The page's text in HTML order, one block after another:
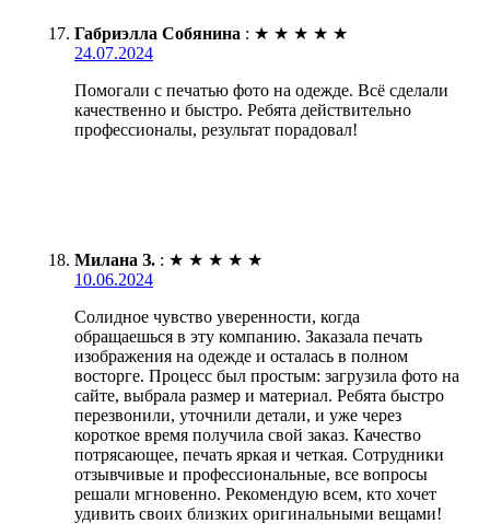
Габриэлла Собянина : ★ ★ ★ ★ ★
24.07.2024
Помогали с печатью фото на одежде. Всё сделали
качественно и быстро. Ребята действительно
профессионалы, результат порадовал!
Милана З. : ★ ★ ★ ★ ★
10.06.2024
Солидное чувство уверенности, когда
обращаешься в эту компанию. Заказала печать
изображения на одежде и осталась в полном
восторге. Процесс был простым: загрузила фото на
сайте, выбрала размер и материал. Ребята быстро
перезвонили, уточнили детали, и уже через
короткое время получила свой заказ. Качество
потрясающее, печать яркая и четкая. Сотрудники
отзывчивые и профессиональные, все вопросы
решали мгновенно. Рекомендую всем, кто хочет
удивить своих близких оригинальными вещами!